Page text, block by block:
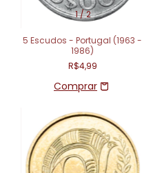
1/2
5 Escudos - Portugal (1963 -
1986)
R$4,99